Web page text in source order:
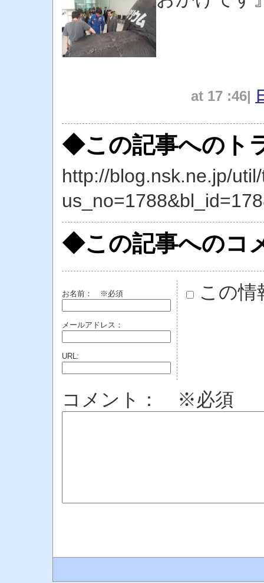
at 17 :46|
◆この記事へのト
http://blog.nsk.ne.jp/
◆この記事へのコ
お名前： ※必須
メールアドレス：
URL:
この情
コメント： ※必須